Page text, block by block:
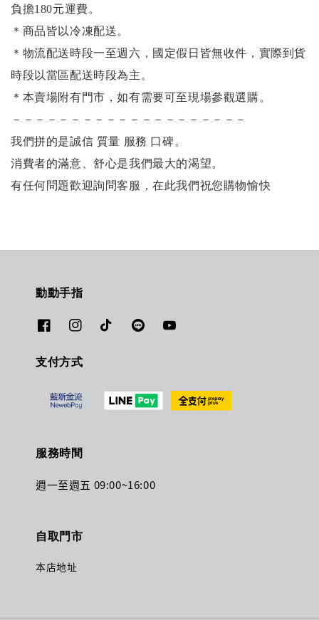
負擔180元運費。
＊商品皆以冷凍配送。
＊物流配送時段一至週六，國定假日皆無收件，實際到貨
時段以當區配送時段為主。
＊本賣場附有門市，如有需要可至現場參觀選購。
－－－－－－－－－－－－－－－－－－－－
我們拼的是誠信 質量 服務 口碑。
消費者的滿意、舒心是我們最大的渴望。
有任何問題歡迎詢問客服，在此我們祝您購物愉快
動動手指
支付方式
服務時間
週一至週五 09:00~16:00
自取門市
本店地址